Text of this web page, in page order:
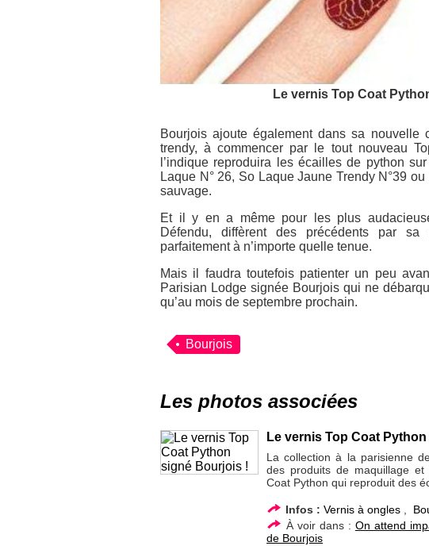
Le vernis Top Coat
Bourjois ajoute également dans sa
trendy, à commencer par le tout nouveau
l’indique reproduira les écailles de python
Laque N° 26, So Laque Jaune Trendy N°39 ou
sauvage.
Et il y en a même pour les plus
Défendu, diffèrent des précédents par sa
parfaitement à n’importe quelle tenue.
Mais il faudra toutefois patienter un peu
Parisian Lodgesignée Bourjois qui ne
qu’au mois de septembre prochain.
Bourjois
Les photos associées
Le vernis Top Coat
La collection à la parisienne
des produits de maquillage
Coat Python qui reproduit des
Infos : Vernis à ongles
À voir dans : On attend
de Bourjois